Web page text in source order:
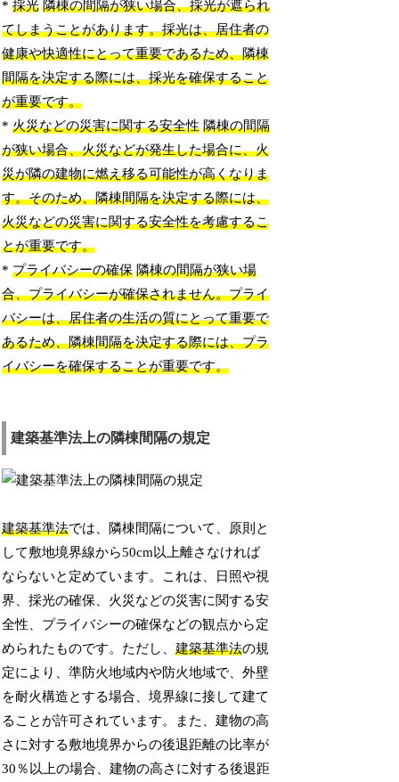
*採光 隣棟の間隔が狭い場合、採光が遮られ
てしまうことがあります。採光は、居住者の
健康や快適性にとって重要であるため、隣棟
間隔を決定する際には、採光を確保すること
が重要です。
*火災などの災害に関する安全性 隣棟の間隔
が狭い場合、火災などが発生した場合に、火
災が隣の建物に燃え移る可能性が高くなりま
す。そのため、隣棟間隔を決定する際には、
火災などの災害に関する安全性を考慮するこ
とが重要です。
*プライバシーの確保 隣棟の間隔が狭い場
合、プライバシーが確保されません。プライ
バシーは、居住者の生活の質にとって重要で
あるため、隣棟間隔を決定する際には、プラ
イバシーを確保することが重要です。
建築基準法上の隣棟間隔の規定
建築基準法では、隣棟間隔について、原則と
して敷地境界線から50cm以上離さなければ
ならないと定めています。これは、日照や視
界、採光の確保、火災などの災害に関する安
全性、プライバシーの確保などの観点から定
められたものです。ただし、建築基準法の規
定により、準防火地域内や防火地域で、外壁
を耐火構造とする場合、境界線に接して建て
ることが許可されています。また、建物の高
さに対する敷地境界からの後退距離の比率が
30％以上の場合、建物の高さに対する後退距